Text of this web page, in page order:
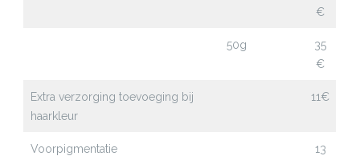
€
50g
35
€
Extra verzorging toevoeging bij
haarkleur
11€
Voorpigmentatie
13